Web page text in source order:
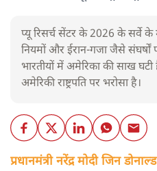
प्यू रिसर्च सेंटर के 2026 के सर्वे के
नियमों और ईरान-गजा जैसे संघर्षों
भारतीयों में अमेरिका की साख
अमेरिकी राष्ट्रपति पर भरोसा है।
प्रधानमंत्री नरेंद्र मोदी जिन डोनाल्ड